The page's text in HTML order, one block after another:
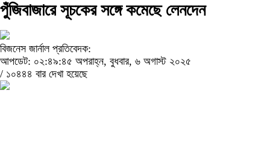
পুঁজিবাজারে সূচকের সঙ্গে কমেছে লেনদেন
বিজনেস জার্নাল প্রতিবেদক:
আপডেট: ০২:৪৯:৪৫ অপরাহ্ন, বুধবার, ৬ অগাস্ট ২০২৫
/ ১০৪৪৪ বার দেখা হয়েছে